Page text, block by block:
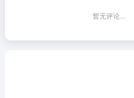
暂无评论...